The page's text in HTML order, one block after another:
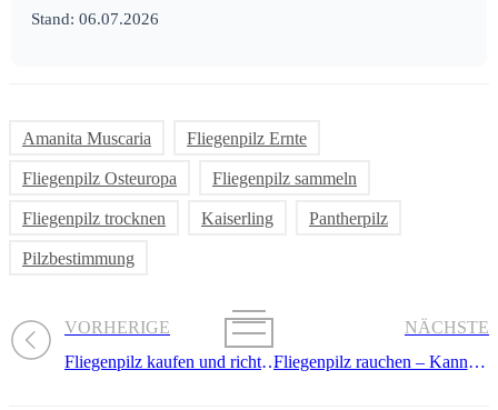
Stand: 06.07.2026
Amanita Muscaria Fliegenpilz Ernte
Fliegenpilz Osteuropa Fliegenpilz sammeln
Fliegenpilz trocknen Kaiserling Pantherpilz
Pilzbestimmung
VORHERIGE
Fliegenpilz kaufen und richtig lagern
NÄCHSTE
Fliegenpilz rauchen – Kann Fliegenpilz (Amanita Muscaria) geraucht werden?